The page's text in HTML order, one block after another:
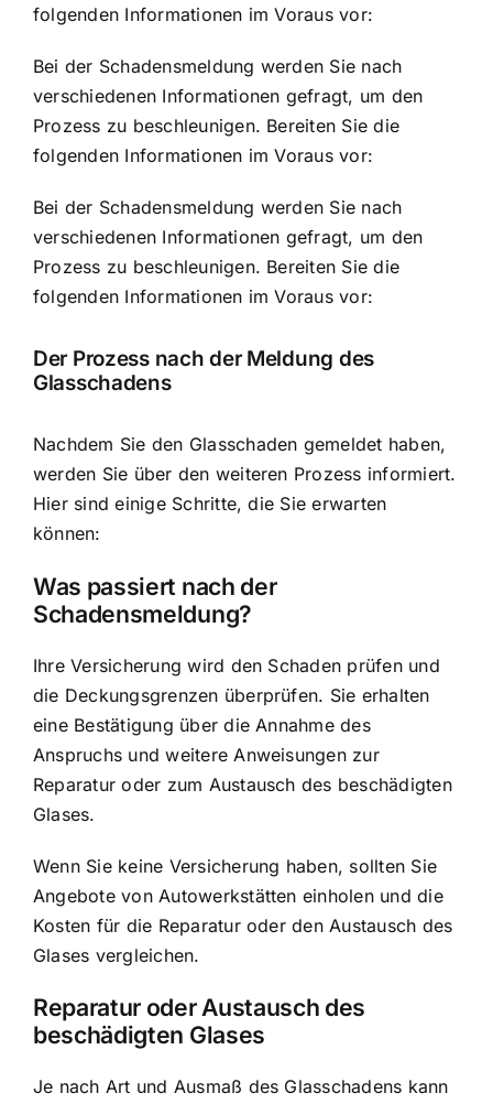
folgenden Informationen im Voraus vor:
Bei der Schadensmeldung werden Sie nach
verschiedenen Informationen gefragt, um den
Prozess zu beschleunigen. Bereiten Sie die
folgenden Informationen im Voraus vor:
Bei der Schadensmeldung werden Sie nach
verschiedenen Informationen gefragt, um den
Prozess zu beschleunigen. Bereiten Sie die
folgenden Informationen im Voraus vor:
Der Prozess nach der Meldung des
Glasschadens
Nachdem Sie den Glasschaden gemeldet haben,
werden Sie über den weiteren Prozess informiert.
Hier sind einige Schritte, die Sie erwarten
können:
Was passiert nach der
Schadensmeldung?
Ihre Versicherung wird den Schaden prüfen und
die Deckungsgrenzen überprüfen. Sie erhalten
eine Bestätigung über die Annahme des
Anspruchs und weitere Anweisungen zur
Reparatur oder zum Austausch des beschädigten
Glases.
Wenn Sie keine Versicherung haben, sollten Sie
Angebote von Autowerkstätten einholen und die
Kosten für die Reparatur oder den Austausch des
Glases vergleichen.
Reparatur oder Austausch des
beschädigten Glases
Je nach Art und Ausmaß des Glasschadens kann